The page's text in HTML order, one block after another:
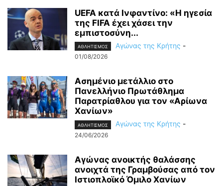
UEFA κατά Ινφαντίνο: «Η ηγεσία
της FIFA έχει χάσει την
εμπιστοσύνη...
ΑΘΛΗΤΙΣΜΟΣ Αγώνας της Κρήτης -
01/08/2026
Ασημένιο μετάλλιο στο
Πανελλήνιο Πρωτάθλημα
Παρατρίαθλου για τον «Αρίωνα
Χανίων»
ΑΘΛΗΤΙΣΜΟΣ Αγώνας της Κρήτης -
24/06/2026
Αγώνας ανοικτής θαλάσσης
ανοιχτά της Γραμβούσας από τον
Ιστιοπλοϊκό Όμιλο Χανίων